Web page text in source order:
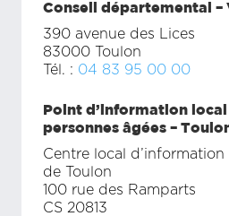
Conseil départemental –
390 avenue des Lices
83000 Toulon
Tél. : 04 83 95 00 00
Point d’information
personnes âgées –
Centre local
de Toulon
100 rue des Ramparts
CS 20813